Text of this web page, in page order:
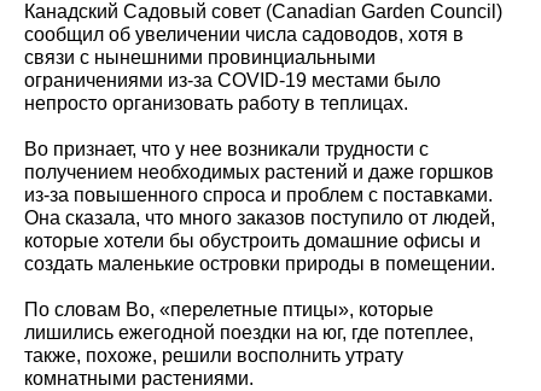
Канадский Садовый совет (Canadian Garden Council)
сообщил об увеличении числа садоводов, хотя в
связи с нынешними провинциальными
ограничениями из-за COVID-19 местами было
непросто организовать работу в теплицах.
Во признает, что у нее возникали трудности с
получением необходимых растений и даже горшков
из-за повышенного спроса и проблем с поставками.
Она сказала, что много заказов поступило от людей,
которые хотели бы обустроить домашние офисы и
создать маленькие островки природы в помещении.
По словам Во, «перелетные птицы», которые
лишились ежегодной поездки на юг, где потеплее,
также, похоже, решили восполнить утрату
комнатными растениями.